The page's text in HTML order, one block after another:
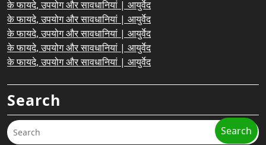
के फायदे, उपयोग और सावधानियां | आयुर्वेद
के फायदे, उपयोग और सावधानियां | आयुर्वेद
के फायदे, उपयोग और सावधानियां | आयुर्वेद
के फायदे, उपयोग और सावधानियां | आयुर्वेद
के फायदे, उपयोग और सावधानियां | आयुर्वेद
Search
Search